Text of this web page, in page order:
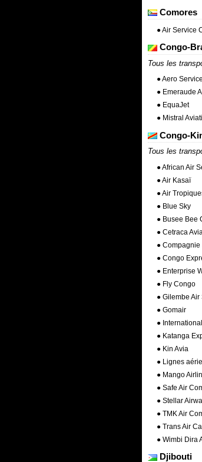
Comores
● Air Service
Congo-
Tous les
● Aero Service
● Emeraude
● EquaJet
● Mistral
Congo-
Tous les
● African Air
● Air Kasaï
● Air
● Blue Sky
● Busee Bee
● Cetraca
●
● Congo
● Enterprise
● Fly Congo
● Gilembe
● Gomair
●
● Katanga
● Kin Avia
● Lignes
● Mango
● Safe Air
● Stellar
● TMK Air
● Trans Air
● Wimbi Dira
Djibouti